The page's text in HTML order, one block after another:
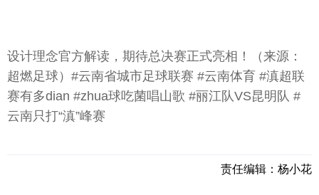
设计理念官方解读，期待总决赛正式亮相！（来源：
超燃足球）#云南省城市足球联赛 #云南体育 #滇超联
赛有多dian #zhua球吃菌唱山歌 #丽江队VS昆明队 #
云南只打“滇”峰赛
责任编辑： 杨小花